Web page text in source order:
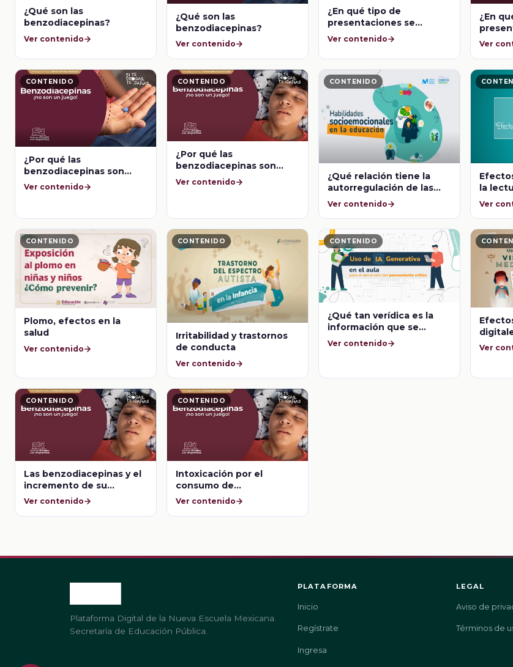
¿Qué son las
benzodiacepinas?
Ver contenido
¿Qué son las
benzodiacepinas?
Ver contenido
¿En qué tipo de
presentaciones se
pueden conseguir las
Benzodiacepinas?
Ver contenido
¿En
Ver
CONTENIDO
¿Por qué las
benzodiacepinas son
sustancias de abuso?
Ver contenido
CONTENIDO
¿Por qué las
benzodiacepinas son
sustancias de abuso?
Ver contenido
CONTENIDO
¿Qué relación tiene la
autorregulación de las
emociones con la
violencia escolar?
Ver contenido
la
Ver
CONTENIDO
Plomo, efectos en la
salud
Ver contenido
CONTENIDO
Irritabilidad y trastornos
de conducta
Ver contenido
CONTENIDO
¿Qué tan verídica es la
información que se
tiene?
Ver contenido
mental
Ver
CONTENIDO
Las benzodiacepinas y el
incremento de su
consumo desde 1970
Ver contenido
CONTENIDO
Intoxicación por el
consumo de
benzodiacepinas
Ver contenido
Plataforma Digital de la Nueva Escuela Mexicana.
Secretaría de Educación Pública.
PLATAFORMA
Inicio
Regístrate
Ingresa
LEGAL
Aviso de
Términos de